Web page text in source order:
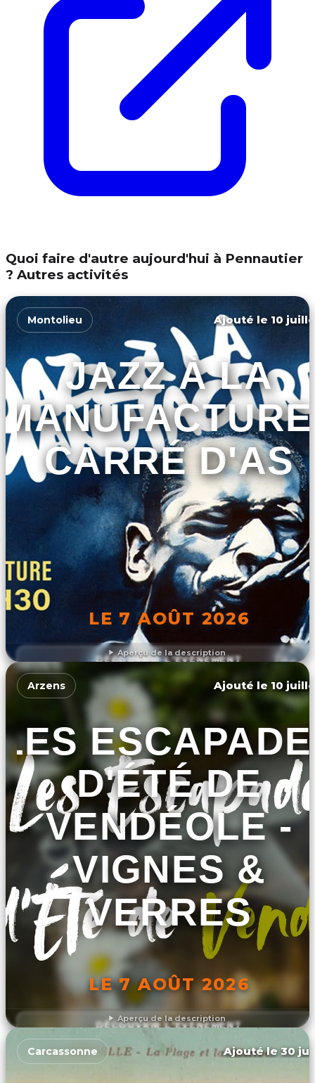
Quoi faire d'autre aujourd'hui à Pennautier
? Autres activités
Aperçu de la description
Montolieu Ajouté le 10
JAZZ À LA
CARRÉ D'AS
LE 7 AOÛT 2026
DÉCOUVRIR L'ÉVÉNEMENT
Aperçu de la description
Arzens Ajouté le 10
LES
D'ÉTÉ DE
VENDÉOLE -
VIGNES &
VERRES
LE 7 AOÛT 2026
DÉCOUVRIR L'ÉVÉNEMENT
Carcassonne Ajouté le 30